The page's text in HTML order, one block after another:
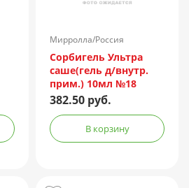
Мирролла/Россия
Сорбигель Ультра
саше(гель д/внутр.
прим.) 10мл №18
382.50 руб.
В корзину